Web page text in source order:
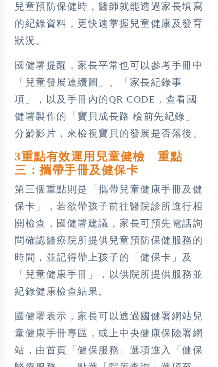
兒童預防保健時，醫師就能透過家長填寫
的紀錄資料，更快速掌握兒童健康及發育
狀況。
國健署提醒，家長平常也可以參考手冊中
「兒童發展連續圖」、「家長紀錄事
項」，以及手冊內的QR CODE，查看國
健署製作的「寶貝成長路 檢前先紀錄」
分齡影片，來檢視寶貝的發展是否落後。
3重點有效運用兒童健檢 重點
三：攜帶手冊及健保卡
第三個重點則是「攜帶兒童健康手冊及健
保卡」，若欲帶孩子前往醫院診所進行相
關檢查，國健署建議，家長可預先電話詢
問確認醫療院所提供兒童預防保健服務的
時間，並記得帶上孩子的「健保卡」及
「兒童健康手冊」，以供院所提供服務並
紀錄健康檢查結果。
國健署表示，家長可以透過國健署網站兒
童健康手冊專區，或上中央健康保險署網
站，由首頁「健保服務」選項進入「健保